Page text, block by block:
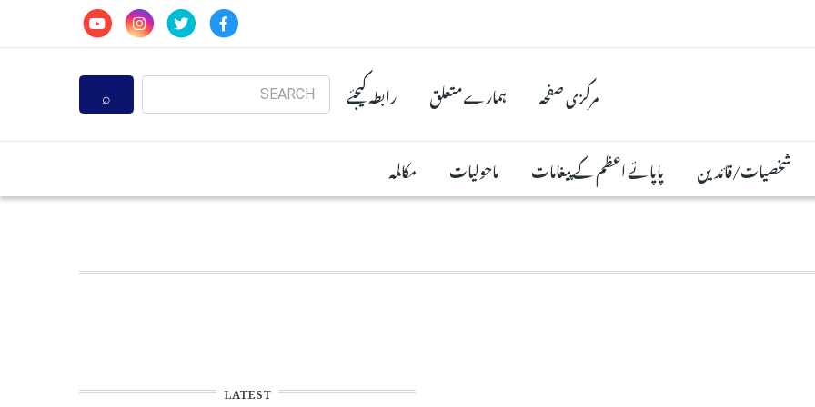
مرکزی صفحہ ہمارے متعلق رابطہ کیجئے
Search
شخصیات/قائدین پاپائے اعظم کے پیغامات ماحولیات مکالمہ
LATEST